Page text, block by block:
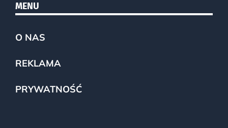
MENU
O NAS
REKLAMA
PRYWATNOŚĆ